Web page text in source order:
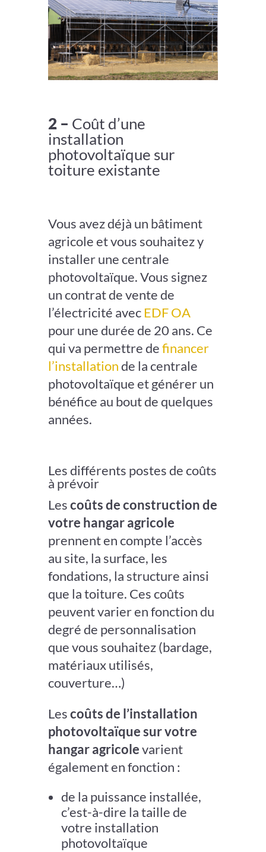
2 – Coût d’une
installation
photovoltaïque sur
toiture existante
Vous avez déjà un bâtiment
agricole et vous souhaitez y
installer une centrale
photovoltaïque. Vous signez
un contrat de vente de
l’électricité avecEDF OA
pour une durée de 20 ans. Ce
qui va permettre definancer
l’installationde la centrale
photovoltaïque et générer un
bénéfice au bout de quelques
années.
Les différents postes de coûts
à prévoir
Lescoûts de construction de
votre hangar agricole
prennent en compte l’accès
au site, la surface, les
fondations, la structure ainsi
que la toiture. Ces coûts
peuvent varier en fonction du
degré de personnalisation
que vous souhaitez (bardage,
matériaux utilisés,
couverture…)
Lescoûts de l’installation
photovoltaïque sur votre
hangar agricolevarient
également en fonction :
de la puissance installée,
c’est-à-dire la taille de
votre installation
photovoltaïque